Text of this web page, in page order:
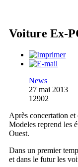
Voiture Ex-
News
27 mai 2013
12902
Après concertation
Modeles reprend les
Ouest.
Dans un premier
et dans le futur les